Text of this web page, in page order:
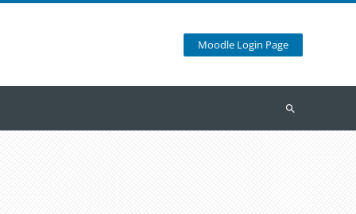
Moodle Login Page
Search